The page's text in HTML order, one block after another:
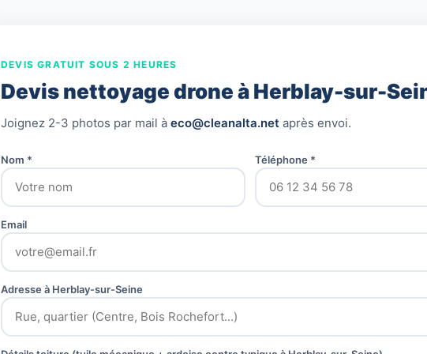
DEVIS GRATUIT SOUS 2 HEURES
Devis nettoyage drone à Herblay-sur-
Joignez 2-3 photos par mail à eco@cleanalta.net après envoi.
Nom * Téléphone *
Email
Adresse à Herblay-sur-Seine